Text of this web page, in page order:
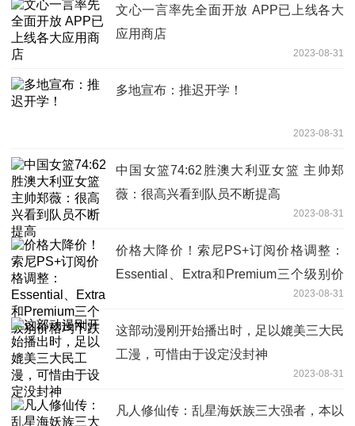
文心一言率先全面开放 APP已上线各大
应用商店
2023-08-31
多地宣布：推迟开学！
2023-08-31
中国女篮74:62胜澳大利亚女篮 主帅郑
薇：很高兴看到队员不断提高
2023-08-31
价格大降价！索尼PS+订阅价格调整：
Essential、Extra和Premium三个级别价
2023-08-31
这部动漫刚开始播出时，足以媲美三大民
工漫，可惜由于设定没封神
2023-08-31
凡人修仙传：乱星海妖族三大强者，本以